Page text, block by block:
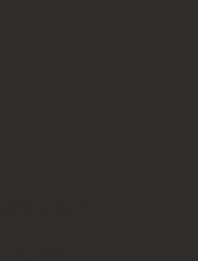
strategi kan